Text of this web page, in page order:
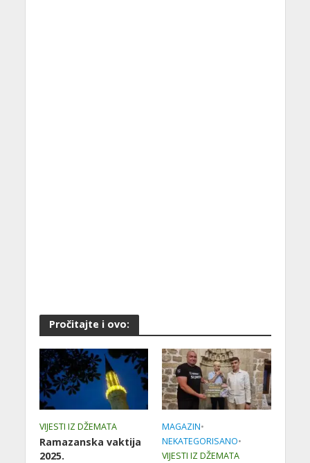
Pročitajte i ovo:
VIJESTI IZ DŽEMATA
Ramazanska vaktija
2025.
MAGAZIN•
NEKATEGORISANO•
VIJESTI IZ DŽEMATA